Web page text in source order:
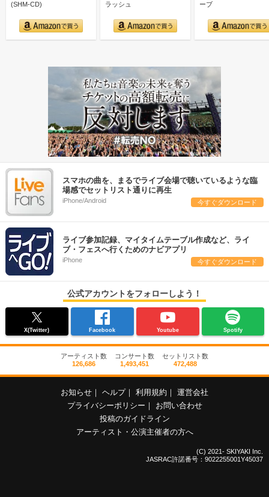
(SHM-CD)
ラッシュ
ーブ
スマホの曲を、まるでライブ会場で聴いているような臨
場感でセットリスト通りに再生
iPhone/Android 今すぐダウンロード
ライブ参加記録、マイタイムテーブル作成など、ライ
ブ・フェスへ行くためのナビアプリ
iPhone 今すぐダウンロード
公式アカウントをフォローしよう！
X(Twitter) Facebook Youtube Spotify
アーティスト数
126,686
コンサート数
1,493,451
セットリスト数
472,488
お知らせ ヘルプ 利用規約
運営会社
プライバシーポリシー
お問い合わせ
投稿のガイドライン
アーティスト・公演主催者の方へ
(C) 2021- SKIYAKI Inc.
JASRAC許諾番号：9022255001Y45037